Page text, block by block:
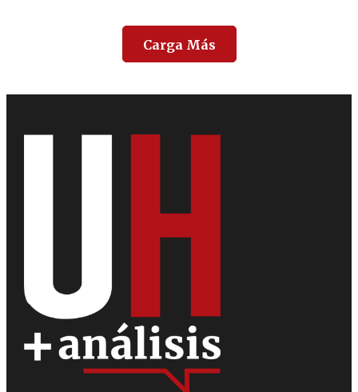
Carga Más